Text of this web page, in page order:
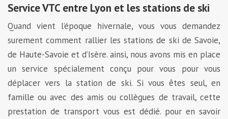
Service VTC entre Lyon et les stations de ski
Quand vient l’époque hivernale, vous vous demandez
surement comment rallier les stations de ski de Savoie,
de Haute-Savoie et d’Isère. ainsi, nous avons mis en place
un service spécialement conçu pour vous pour vous
déplacer vers la station de ski. Si vous êtes seul, en
famille ou avec des amis ou collègues de travail, cette
prestation de transport vous est dédié. pour en savoir